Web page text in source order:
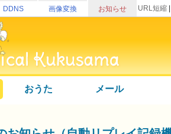
DDNS 画像変換 お知らせ URL短縮
おうた メール